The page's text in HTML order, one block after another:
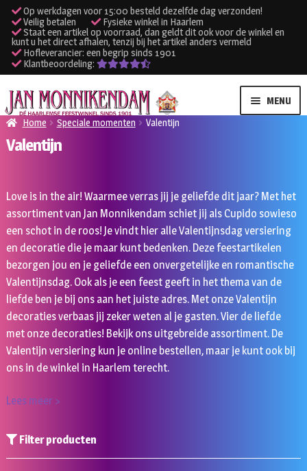
Op werkdagen voor 15:00 besteld dezelfde dag verzonden!
Veilig betalen
Fysieke winkel in Haarlem
Staat een artikel op voorraad, dan geldt dit ook voor de winkel en
kunt u het direct afhalen, tenzij bij het artikel anders vermeld
Hofleverancier: een begrip sinds 1901
Klantbeoordeling:
Ga
door
naar
navigatie
Ga
naar
de
inhoud
MENU
Verhuur kleding
Onze winkel
Klantenservice
Inloggen
Home Speciale momenten Valentijn
Valentijn
Love is in the air! Waarmee verras jij je geliefde dit jaar? Met het
assortiment van Jan Monnikendam schiet jij als Cupido sowieso
een schot in de roos! Je vindt hier alle Valentijnsdag versiering
en decoratie die je maar kunt bedenken. Deze feestartikelen
bezorgen jou en je geliefde een onvergetelijke en romantische
Valentijnsdag. Ook als je een feest geeft in het thema van de
liefde ben je bij ons aan het juiste adres. Met onze Valentijn
decoraties verbaas jij zeker weten al je gasten. Vier de liefde
met onze decoraties! Bekijk ons uitgebreide assortiment. De
Valentijn versiering kun je online bestellen, maar je kunt ook bij
ons in de winkel in Haarlem terecht.
Lees meer >
Filter producten